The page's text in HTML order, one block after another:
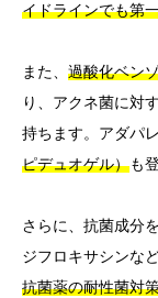
イドラインでも第
また、 過酸化ベン
り、アクネ菌に対
持ちます。アダパ
ピデュオゲル）も
さらに、抗菌成分
ジフロキサシンな
抗菌薬の耐性菌対